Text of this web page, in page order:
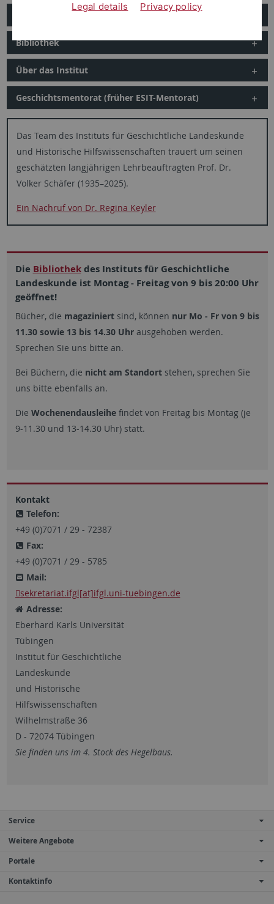
Kontakt, Sekretariat, Mitarbeiter, sonstige Personen
Bibliothek
Über das Institut
Geschichtsmentorat (früher ESIT-Mentorat)
Das Team des Instituts für Geschichtliche Landeskunde
und Historische Hilfswissenschaften trauert um seinen
geschätzten langjährigen Lehrbeauftragten Prof. Dr.
Volker Schäfer (1935–2025).
Ein Nachruf von Dr. Regina Keyler
Die Bibliothekdes Instituts für Geschichtliche
Landeskunde ist Montag - Freitag von 9 bis 20:00 Uhr
geöffnet!
Bücher, die magaziniertsind, können nur Mo - Fr von 9 bis
11.30 sowie 13 bis 14.30 Uhrausgehoben werden.
Sprechen Sie uns bitte an.
Bei Büchern, die nicht am Standortstehen, sprechen Sie
uns bitte ebenfalls an.
Die Wochenendausleihefindet von Freitag bis Montag (je
9-11.30 und 13-14.30 Uhr) statt.
Kontakt
Telefon:
+49 (0)7071 / 29 - 72387
Fax:
+49 (0)7071 / 29 - 5785
Mail:
sekretariat.ifgl[at]ifgl.uni-tuebingen.de
Adresse:
Eberhard Karls Universität
Tübingen
Institut für Geschichtliche
Landeskunde
und Historische
Hilfswissenschaften
Wilhelmstraße 36
D - 72074 Tübingen
Sie finden uns im 4. Stock des Hegelbaus.
Service
Weitere Angebote
Portale
Kontaktinfo
Legal details Privacy policy